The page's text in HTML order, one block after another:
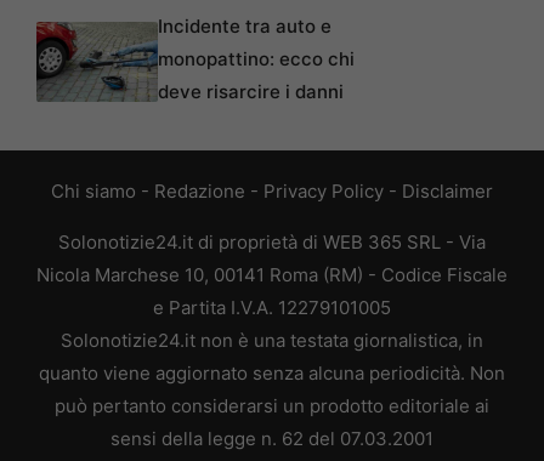
Incidente tra auto e
monopattino: ecco chi
deve risarcire i danni
Chi siamo - Redazione - Privacy Policy - Disclaimer
Solonotizie24.it di proprietà di WEB 365 SRL - Via
Nicola Marchese 10, 00141 Roma (RM) - Codice Fiscale
e Partita I.V.A. 12279101005
Solonotizie24.it non è una testata giornalistica, in
quanto viene aggiornato senza alcuna periodicità. Non
può pertanto considerarsi un prodotto editoriale ai
sensi della legge n. 62 del 07.03.2001